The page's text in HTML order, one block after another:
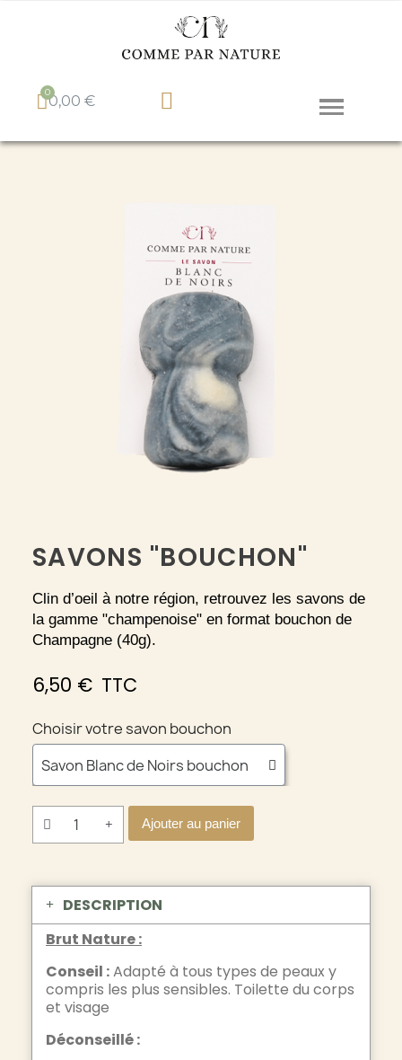
0,00 €
SAVONS "BOUCHON"
Clin d’oeil à notre région, retrouvez les savons de
la gamme "champenoise" en format bouchon de
Champagne (40g).
6,50 € TTC
Choisir votre savon bouchon
Ajouter au panier
DESCRIPTION
Brut Nature :
Conseil :Adapté à tous types de peaux y
compris les plus sensibles. Toilette du corps
et visage
Déconseillé :